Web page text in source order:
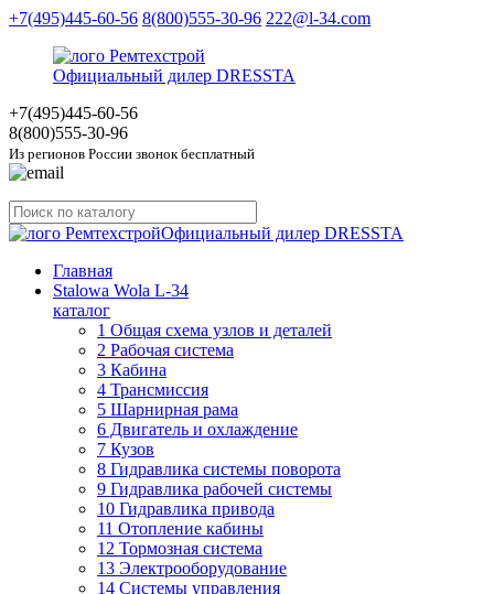
+7(495)445-60-56 8(800)555-30-96 222@l-34.com
Официальный дилер DRESSTA
+7(495)445-60-56
8(800)555-30-96
Из регионов России звонок бесплатный
Официальный дилер DRESSTA
Главная
Stalowa Wola L-34
каталог
1 Общая схема узлов и деталей
2 Рабочая система
3 Кабина
4 Трансмиссия
5 Шарнирная рама
6 Двигатель и охлаждение
7 Кузов
8 Гидравлика системы поворота
9 Гидравлика рабочей системы
10 Гидравлика привода
11 Отопление кабины
12 Тормозная система
13 Электрооборудование
14 Системы управления